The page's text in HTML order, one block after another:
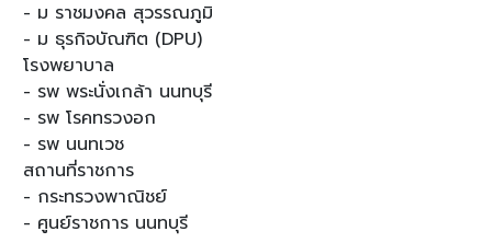
- ม ราชมงคล สุวรรณภูมิ
- ม ธุรกิจบัณฑิต (DPU)
โรงพยาบาล
- รพ พระนั่งเกล้า นนทบุรี
- รพ โรคทรวงอก
- รพ นนทเวช
สถานที่ราชการ
- กระทรวงพาณิชย์
- ศูนย์ราชการ นนทบุรี